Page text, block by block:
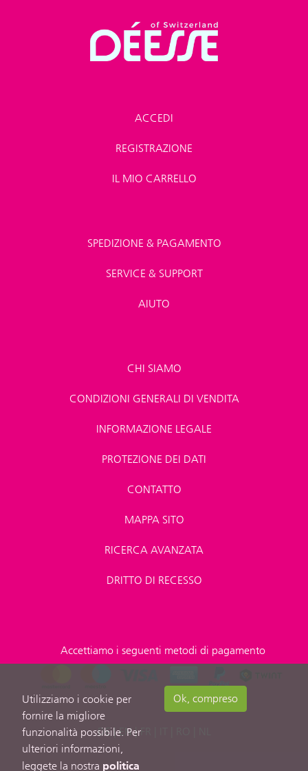
ACCEDI
REGISTRAZIONE
IL MIO CARRELLO
SPEDIZIONE & PAGAMENTO
SERVICE & SUPPORT
AIUTO
CHI SIAMO
CONDIZIONI GENERALI DI VENDITA
INFORMAZIONE LEGALE
PROTEZIONE DEI DATI
CONTATTO
MAPPA SITO
RICERCA AVANZATA
DRITTO DI RECESSO
Accettiamo i seguenti metodi di pagamento
DE|EN|FR
Utilizziamo i cookie per
fornire la migliore
funzionalità possibile. Per
ulteriori informazioni,
leggete la nostra politica
Ok, compreso